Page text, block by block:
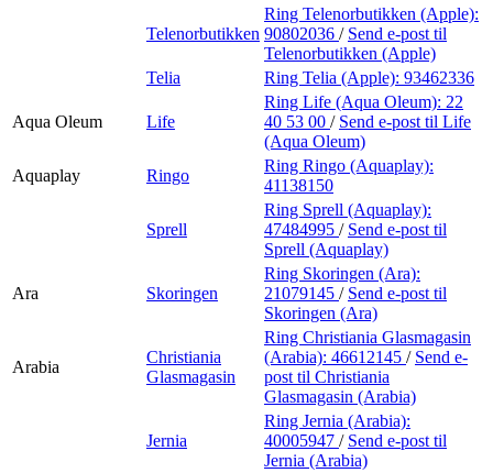
Telenorbutikken
Ring Telenorbutikken (Apple):
90802036 / Send e-post til
Telenorbutikken (Apple)
Telia
Ring Telia (Apple): 93462336
Aqua Oleum Life
Ring Life (Aqua Oleum): 22
40 53 00 / Send e-post til Life
(Aqua Oleum)
Aquaplay
Ringo
Ring Ringo (Aquaplay):
41138150
Sprell
Ring Sprell (Aquaplay):
47484995 / Send e-post til
Sprell (Aquaplay)
Ara Skoringen
Ring Skoringen (Ara):
21079145 / Send e-post til
Skoringen (Ara)
Arabia
Christiania
Glasmagasin
Ring Christiania Glasmagasin
(Arabia): 46612145 / Send e-
post til Christiania
Glasmagasin (Arabia)
Jernia
Ring Jernia (Arabia):
40005947 / Send e-post til
Jernia (Arabia)